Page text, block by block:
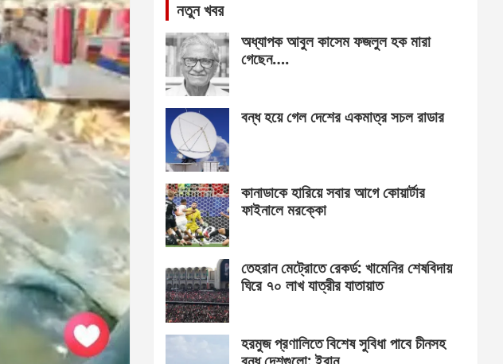
নতুন খবর
অধ্যাপক আবুল কাসেম ফজলুল হক মারা
গেছেন….
বন্ধ হয়ে গেল দেশের একমাত্র সচল রাডার
কানাডাকে হারিয়ে সবার আগে কোয়ার্টার
ফাইনালে মরক্কো
তেহরান মেট্রোতে রেকর্ড: খামেনির শেষবিদায়
ঘিরে ৭০ লাখ যাত্রীর যাতায়াত
হরমুজ প্রণালিতে বিশেষ সুবিধা পাবে চীনসহ